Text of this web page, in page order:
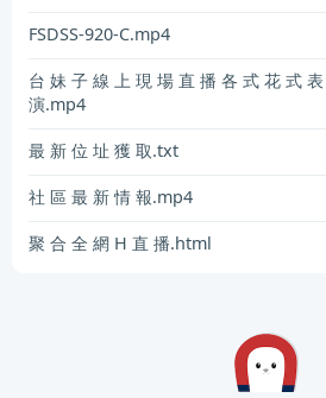
FSDSS-920-C.mp4
台 妹 子 線 上 現 場 直 播 各 式 花 式 表
演.mp4
最 新 位 址 獲 取.txt
社 區 最 新 情 報.mp4
聚 合 全 網 H 直 播.html